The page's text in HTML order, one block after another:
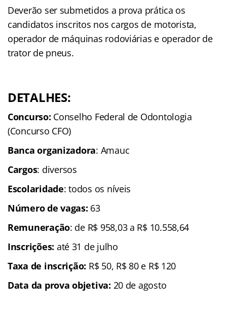
Deverão ser submetidos a prova prática os
candidatos inscritos nos cargos de motorista,
operador de máquinas rodoviárias e operador de
trator de pneus.
DETALHES:
Concurso: Conselho Federal de Odontologia
(Concurso CFO)
Banca organizadora: Amauc
Cargos: diversos
Escolaridade: todos os níveis
Número de vagas: 63
Remuneração: de R$ 958,03 a R$ 10.558,64
Inscrições: até 31 de julho
Taxa de inscrição: R$ 50, R$ 80 e R$ 120
Data da prova objetiva: 20 de agosto